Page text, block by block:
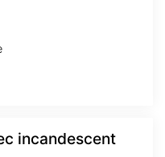
incandescent